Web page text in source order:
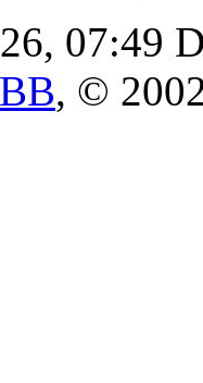
07:49
, ©